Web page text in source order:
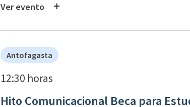
Ver evento
Antofagasta
12:30 horas
Hito Comunicacional Beca para